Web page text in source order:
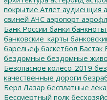
покрытие Атлет аудиенция
свиней АЧС аэропорт
Банк России банки банкноты
банковские_карты
барельеф баскетбол Бастак
бездомные бездомные
Безопасное колесо-2019
качественные дороги
Берл Лазар бесплатные
Бессмертный полк